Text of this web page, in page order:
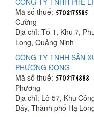
Mã số thuế:
Cường
Địa chỉ: Tổ 1, Khu 7,
Long, Quảng Ninh
CÔNG TY TNHH SẢN
PHƯƠNG ĐÔNG
Mã số thuế:
Phương
Địa chỉ: Lô 57, Khu
Đáy, Thành phố Hạ